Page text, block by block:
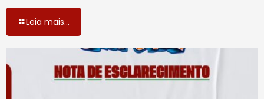
Leia mais...